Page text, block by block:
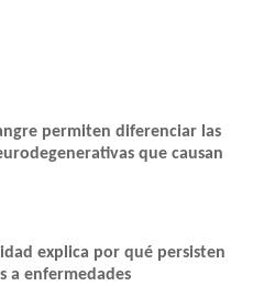
permiten diferenciar las
que causan
explica por qué persisten
a enfermedades